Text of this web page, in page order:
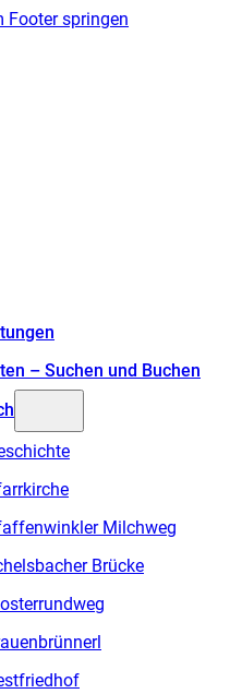
Footer springen
– Suchen und Buchen
Milchweg
Brücke